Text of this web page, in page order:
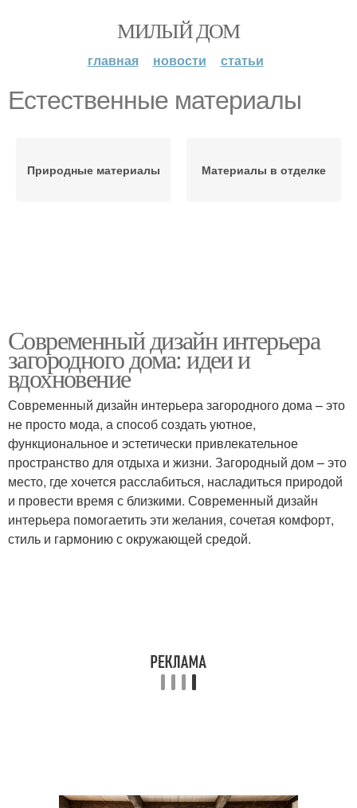
МИЛЫЙ ДОМ
главная новости статьи
Естественные материалы
Природные материалы Материалы в отделке
Современный дизайн интерьера
загородного дома: идеи и
вдохновение
Современный дизайн интерьера загородного дома – это
не просто мода, а способ создать уютное,
функциональное и эстетически привлекательное
пространство для отдыха и жизни. Загородный дом – это
место, где хочется расслабиться, насладиться природой
и провести время с близкими. Современный дизайн
интерьера помогаетить эти желания, сочетая комфорт,
стиль и гармонию с окружающей средой.